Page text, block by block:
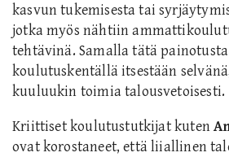
kasvun tukemisesta tai
jotka myös nähtiin
tehtävinä. Samalla tätä
koulutuskentällä itsestään
kuuluukin toimia talousvetoisesti.
Kriittiset koulutustutkijat kuten
ovat korostaneet, että liiallinen